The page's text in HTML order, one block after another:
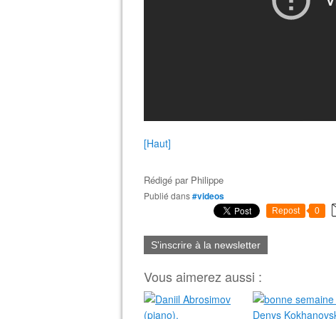
[Haut]
Rédigé par Philippe
Publié dans#videos
Repost 0
S'inscrire à la newsletter
Vous aimerez aussi :